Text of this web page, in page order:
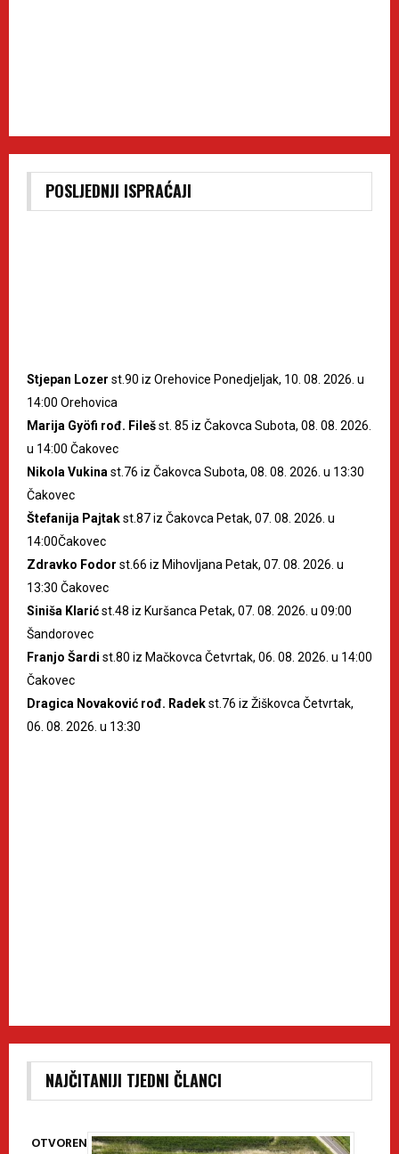
POSLJEDNJI ISPRAĆAJI
Stjepan Lozer st.90 iz Orehovice Ponedjeljak, 10. 08. 2026. u
14:00 Orehovica
Marija Gyöfi rođ. Filešst. 85 iz Čakovca Subota, 08. 08. 2026.
u 14:00 Čakovec
Nikola Vukina st.76 iz Čakovca Subota, 08. 08. 2026. u 13:30
Čakovec
Štefanija Pajtakst.87 iz Čakovca Petak, 07. 08. 2026. u
14:00Čakovec
Zdravko Fodor st.66 iz Mihovljana Petak, 07. 08. 2026. u
13:30 Čakovec
Siniša Klarićst.48 iz Kuršanca Petak, 07. 08. 2026. u 09:00
Šandorovec
Franjo Šardi st.80 iz Mačkovca Četvrtak, 06. 08. 2026. u 14:00
Čakovec
Dragica Novaković rođ. Radekst.76 iz Žiškovca Četvrtak,
06. 08. 2026. u 13:30
NAJČITANIJI TJEDNI ČLANCI
OTVOREN